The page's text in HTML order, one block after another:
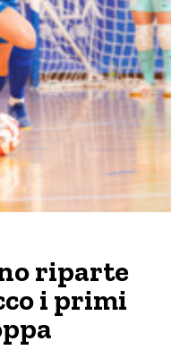
riparte
i primi